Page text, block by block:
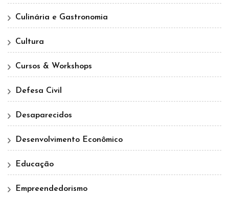
Culinária e Gastronomia
Cultura
Cursos & Workshops
Defesa Civil
Desaparecidos
Desenvolvimento Econômico
Educação
Empreendedorismo